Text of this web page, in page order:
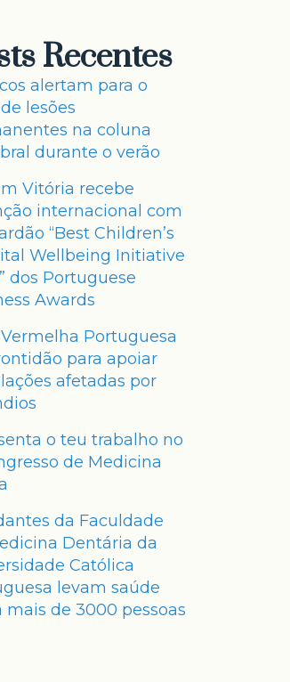
Recentes
alertam para o
lesões
na coluna
durante o verão
Vitória recebe
internacional com
“Best Children’s
Wellbeing Initiative
dos Portuguese
Awards
Portuguesa
para apoiar
afetadas por
o teu trabalho no
de Medicina
da Faculdade
Dentária da
Católica
levam saúde
mais de 3000 pessoas